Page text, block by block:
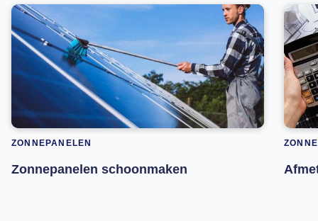
ZONNEPANELEN
Zonnepanelen schoonmaken